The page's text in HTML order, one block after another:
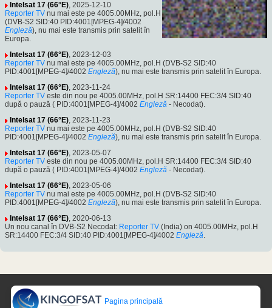
Intelsat 17 (66°E), 2025-12-10
Reporter TV nu mai este pe 4005.00MHz, pol.H
(DVB-S2 SID:40 PID:4001[MPEG-4]/4002
Engleză), nu mai este transmis prin satelit în
Europa.
Intelsat 17 (66°E), 2023-12-03
Reporter TV nu mai este pe 4005.00MHz, pol.H (DVB-S2 SID:40
PID:4001[MPEG-4]/4002 Engleză), nu mai este transmis prin satelit în Europa.
Intelsat 17 (66°E), 2023-11-24
Reporter TV este din nou pe 4005.00MHz, pol.H SR:14400 FEC:3/4 SID:40
după o pauză ( PID:4001[MPEG-4]/4002 Engleză - Necodat).
Intelsat 17 (66°E), 2023-11-23
Reporter TV nu mai este pe 4005.00MHz, pol.H (DVB-S2 SID:40
PID:4001[MPEG-4]/4002 Engleză), nu mai este transmis prin satelit în Europa.
Intelsat 17 (66°E), 2023-05-07
Reporter TV este din nou pe 4005.00MHz, pol.H SR:14400 FEC:3/4 SID:40
după o pauză ( PID:4001[MPEG-4]/4002 Engleză - Necodat).
Intelsat 17 (66°E), 2023-05-06
Reporter TV nu mai este pe 4005.00MHz, pol.H (DVB-S2 SID:40
PID:4001[MPEG-4]/4002 Engleză), nu mai este transmis prin satelit în Europa.
Intelsat 17 (66°E), 2020-06-13
Un nou canal în DVB-S2 Necodat: Reporter TV (India) on 4005.00MHz, pol.H
SR:14400 FEC:3/4 SID:40 PID:4001[MPEG-4]/4002 Engleză.
Pagina principală